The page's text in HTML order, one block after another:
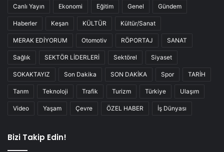
Canlı Yayın Ekonomi Eğitim Genel Gündem
Haberler Keşan KÜLTÜR Kültür/Sanat
MERAK EDİYORUM Otomotiv RÖPORTAJ SANAT
Sağlık SEKTÖR LİDERLERİ Sektörel Siyaset
SOKAKTAYIZ Son Dakika SON DAKİKA Spor TARİH
Tarım Teknoloji Trafik Turizm Türkiye Ulaşım
Video Yaşam Çevre ÖZEL HABER İş Dünyası
Bizi Takip Edin!